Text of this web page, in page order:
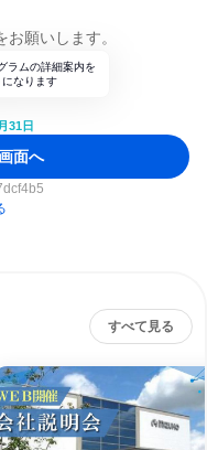
願いします。
ラムの詳細案内を
なります
31日
面へ
すべて見る